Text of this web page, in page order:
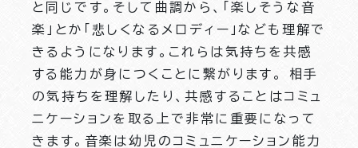
と同じです。そして曲調から、「楽しそうな音
楽」とか「悲しくなるメロディー」なども理解で
きるようになります。これらは気持ちを共感
する能力が身につくことに繋がります。 相手
の気持ちを理解したり、共感することはコミュ
ニケーションを取る上で非常に重要になって
きます。音楽は幼児のコミュニケーション能力